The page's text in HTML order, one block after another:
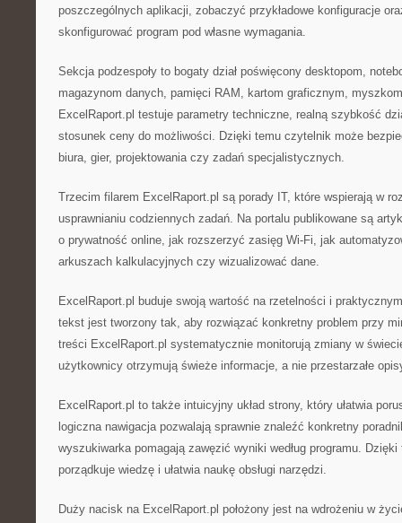
poszczególnych aplikacji, zobaczyć przykładowe konfiguracje
skonfigurować program pod własne wymagania.
Sekcja podzespoły to bogaty dział poświęcony desktopom,
magazynom danych, pamięci RAM, kartom graficznym,
ExcelRaport.pl testuje parametry techniczne, realną szybkość
stosunek ceny do możliwości. Dzięki temu czytelnik może
biura, gier, projektowania czy zadań specjalistycznych.
Trzecim filarem ExcelRaport.pl są porady IT, które wspierają w
usprawnianiu codziennych zadań. Na portalu publikowane są
o prywatność online, jak rozszerzyć zasięg Wi-Fi, jak
arkuszach kalkulacyjnych czy wizualizować dane.
ExcelRaport.pl buduje swoją wartość na rzetelności i
tekst jest tworzony tak, aby rozwiązać konkretny problem przy
treści ExcelRaport.pl systematycznie monitorują zmiany w
użytkownicy otrzymują świeże informacje, a nie przestarzałe
ExcelRaport.pl to także intuicyjny układ strony, który ułatwia
logiczna nawigacja pozwalają sprawnie znaleźć konkretny
wyszukiwarka pomagają zawęzić wyniki według programu.
porządkuje wiedzę i ułatwia naukę obsługi narzędzi.
Duży nacisk na ExcelRaport.pl położony jest na wdrożeniu w